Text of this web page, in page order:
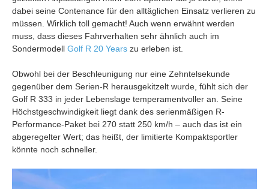
dabei seine Contenance für den alltäglichen Einsatz verlieren zu
müssen. Wirklich toll gemacht! Auch wenn erwähnt werden
muss, dass dieses Fahrverhalten sehr ähnlich auch im
Sondermodell Golf R 20 Years zu erleben ist.
Obwohl bei der Beschleunigung nur eine Zehntelsekunde
gegenüber dem Serien-R herausgekitzelt wurde, fühlt sich der
Golf R 333 in jeder Lebenslage temperamentvoller an. Seine
Höchstgeschwindigkeit liegt dank des serienmäßigen R-
Performance-Paket bei 270 statt 250 km/h – auch das ist ein
abgeregelter Wert; das heißt, der limitierte Kompaktsportler
könnte noch schneller.